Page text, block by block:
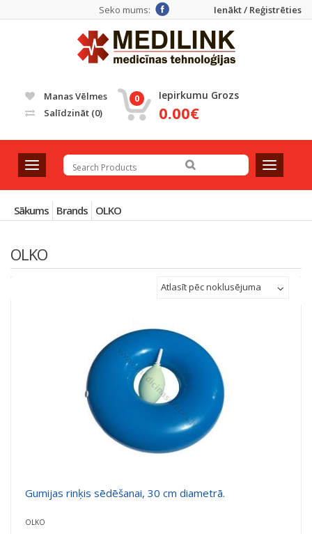
Ienākt / Reģistrēties
Seko mums:
Manas Vēlmes
Salīdzināt (0)
0 Iepirkumu Grozs
0.00€
T
o
g
g
l
n
a
T
o
g
l
a
Sākums Brands OLKO
OLKO
Atlasīt pēc noklusējuma
Gumijas rinķis sēdēšanai, 30 cm diametrā.
OLKO